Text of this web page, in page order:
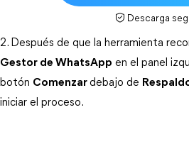
Descarga
2. Después de que la herramienta
Gestor de WhatsApp en el panel
botón Comenzar debajo de
iniciar el proceso.